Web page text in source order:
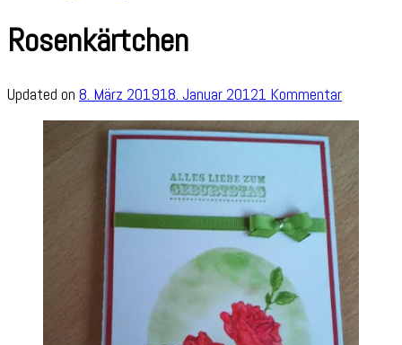
Rosenkärtchen
Updated on 8. März 201918. Januar 20121 Kommentarzu